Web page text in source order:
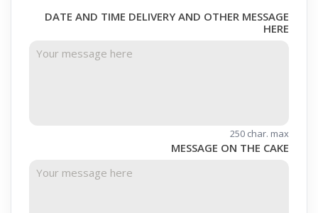
DATE AND TIME DELIVERY AND OTHER MESSAGE
HERE
250 char. max
MESSAGE ON THE CAKE